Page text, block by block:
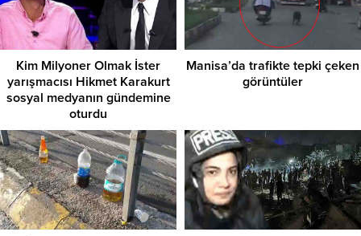
Kim Milyoner Olmak İster
yarışmacısı Hikmet Karakurt
sosyal medyanın gündemine
oturdu
Manisa’da trafikte tepki çeken
görüntüler